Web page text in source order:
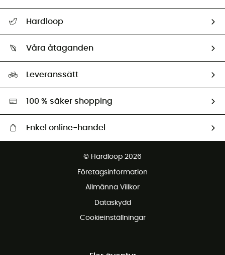
Retur & återbetalning
Hardloop
Ambassadörer
Våra åtaganden
Miljöanpassat urval
Leveranssätt
100 % säker shopping
Enkel online-handel
© Hardloop 2026
Företagsinformation
Allmänna Villkor
Dataskydd
Cookieinställningar